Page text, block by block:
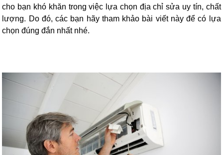
cho bạn khó khăn trong việc lựa chọn địa chỉ sửa uy tín, chất
lượng. Do đó, các bạn hãy tham khảo bài viết này để có lựa
chọn đúng đắn nhất nhé.